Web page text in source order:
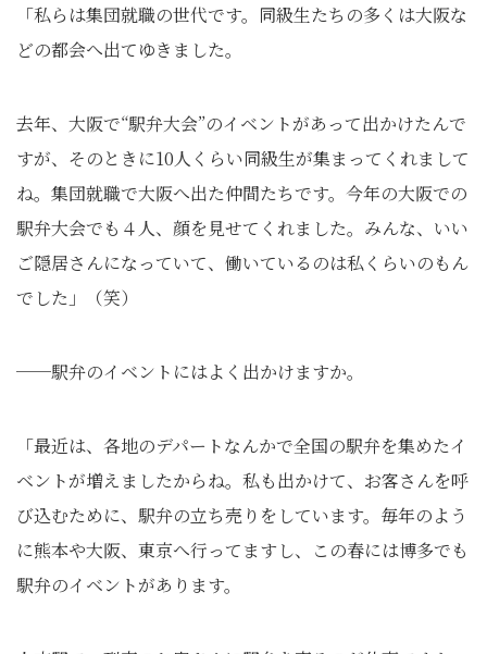
「私らは集団就職の世代です。同級生たちの多くは大阪な
どの都会へ出てゆきました。
去年、大阪で“駅弁大会”のイベントがあって出かけたんで
すが、そのときに10人くらい同級生が集まってくれまして
ね。集団就職で大阪へ出た仲間たちです。今年の大阪での
駅弁大会でも４人、顔を見せてくれました。みんな、いい
ご隠居さんになっていて、働いているのは私くらいのもん
でした」（笑）
──駅弁のイベントにはよく出かけますか。
「最近は、各地のデパートなんかで全国の駅弁を集めたイ
ベントが増えましたからね。私も出かけて、お客さんを呼
び込むために、駅弁の立ち売りをしています。毎年のよう
に熊本や大阪、東京へ行ってますし、この春には博多でも
駅弁のイベントがあります。